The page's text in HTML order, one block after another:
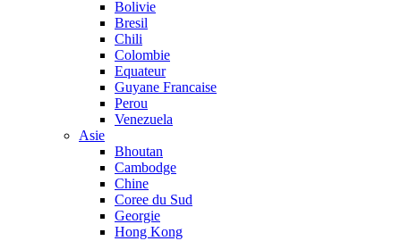
Bolivie
Bresil
Chili
Colombie
Equateur
Guyane Francaise
Perou
Venezuela
Asie
Bhoutan
Cambodge
Chine
Coree du Sud
Georgie
Hong Kong